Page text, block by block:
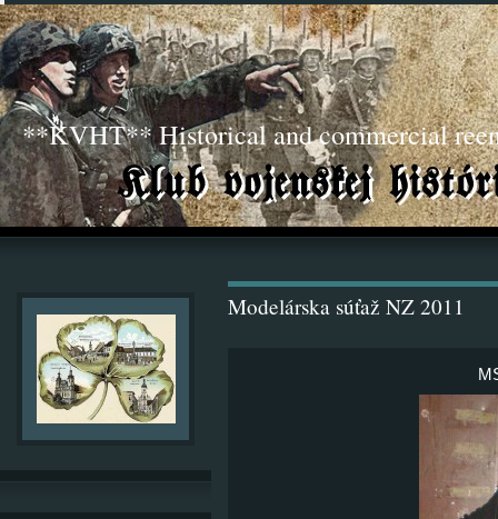
**KVHT** Historical and commercial
Modelárska súťaž NZ 2011